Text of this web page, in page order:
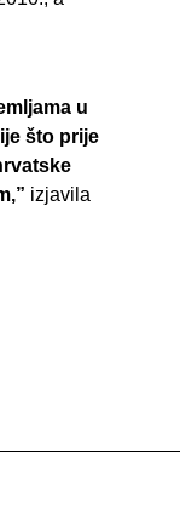
u
što prije
izjavila